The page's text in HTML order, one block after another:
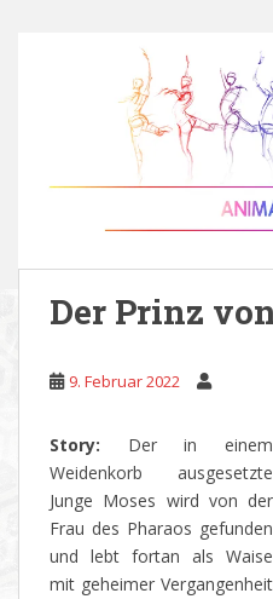
Der Prinz
9. Februar 2022
Story: Der in einem
Weidenkorb ausgesetzte
Junge Moses wird von der
Frau des Pharaos gefunden
und lebt fortan als Waise
mit geheimer Vergangenheit